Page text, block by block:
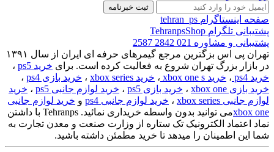
صفحه اینستاگرام tehran_ps
پشتیبانی تلگرام TehranpsShop
پشتیبانی و مشاوره 021 2842 2587
تهران پی اس بزگترین مرجع گیمرهای حرفه ای ایران از سال ۱۳۹۱
در بازار بزرگ تهران شروع به فعالیت کرده است. برای خرید ps5
،
خرید ps4
، خرید xbox one s ، خرید xbox series ، خرید بازی ps4
،
خرید بازی xbox one
، خرید بازی ps5 ، خرید لوازم جانبی ps5 ، خرید
لوازم جانبی xbox series
، خرید لوازم جانبی ps4 و خرید لوازم جانبی
xbox one
می توانید بدون واسطه خریداری نمائید. Tehranps با داشتن
نماد اعتماد الکترونیک تک ستاره از وزارت صنعت و معدن تجارت به
شما این اطمینان را میدهد تا خرید مطمئن داشته باشید.